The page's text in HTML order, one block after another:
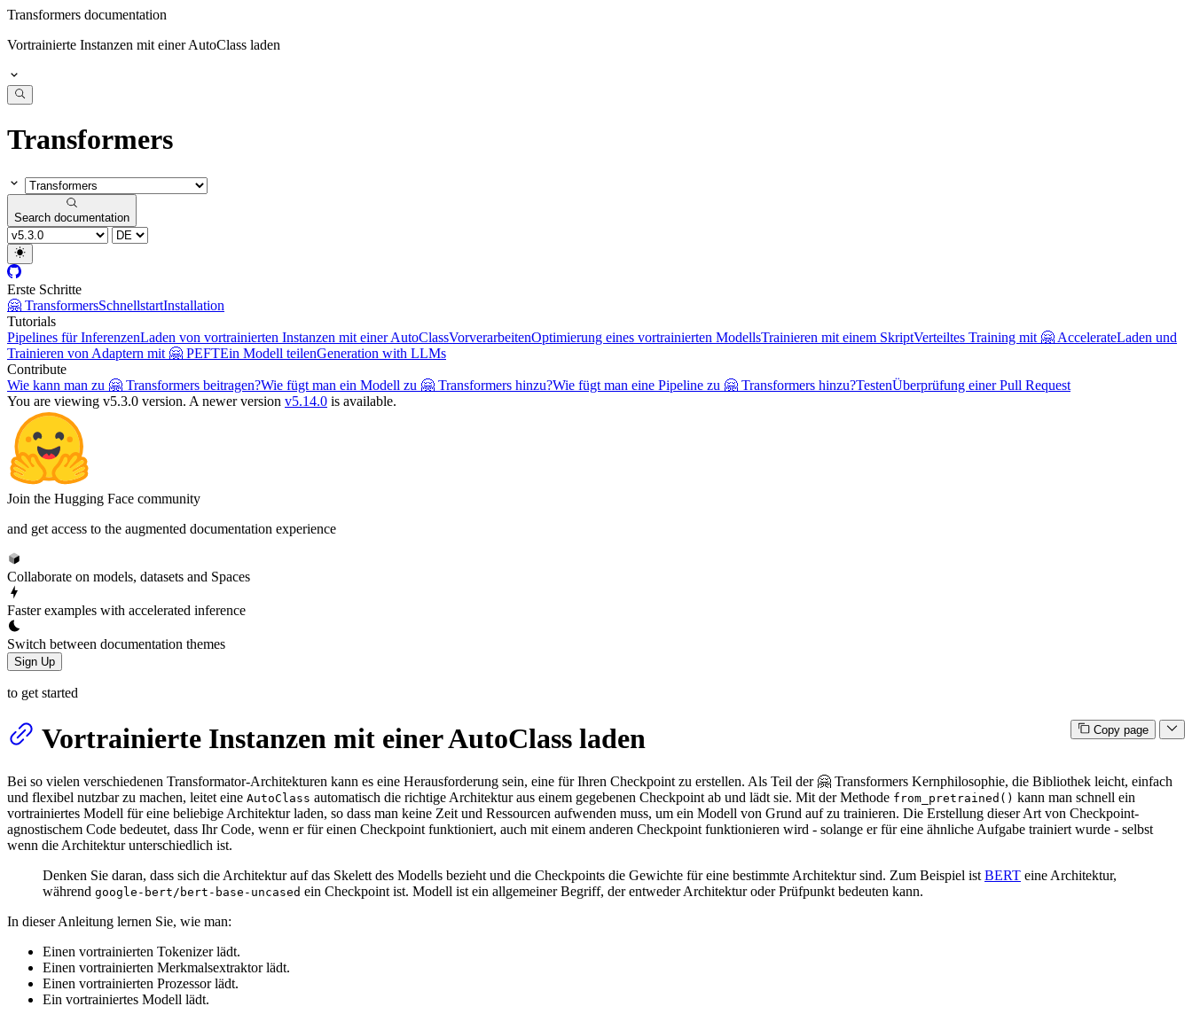
Transformers documentation
Vortrainierte Instanzen mit einer AutoClass laden
Transformers
Search documentation
Erste Schritte
🤗 TransformersSchnellstartInstallation
Tutorials
Pipelines für InferenzenLaden von vortrainierten Instanzen mit einer AutoClassVorverarbeitenOptimierung eines vortrainierten ModellsTrainieren mit einem SkriptVerteiltes Training mit 🤗 AccelerateLaden und
Trainieren von Adaptern mit 🤗 PEFTEin Modell teilenGeneration with LLMs
Contribute
Wie kann man zu 🤗 Transformers beitragen?Wie fügt man ein Modell zu 🤗 Transformers hinzu?Wie fügt man eine Pipeline zu 🤗 Transformers hinzu?TestenÜberprüfung einer Pull Request
You are viewing v5.3.0 version. A newer version v5.14.0 is available.
Join the Hugging Face community
and get access to the augmented documentation experience
Collaborate on models, datasets and Spaces
Faster examples with accelerated inference
Switch between documentation themes
Sign Up
to get started
Copy page
Vortrainierte Instanzen mit einer AutoClass laden
Bei so vielen verschiedenen Transformator-Architekturen kann es eine Herausforderung sein, eine für Ihren Checkpoint zu erstellen. Als Teil der 🤗 Transformers Kernphilosophie, die Bibliothek leicht, einfach
und flexibel nutzbar zu machen, leitet eine AutoClass automatisch die richtige Architektur aus einem gegebenen Checkpoint ab und lädt sie. Mit der Methode from_pretrained() kann man schnell ein
vortrainiertes Modell für eine beliebige Architektur laden, so dass man keine Zeit und Ressourcen aufwenden muss, um ein Modell von Grund auf zu trainieren. Die Erstellung dieser Art von Checkpoint-
agnostischem Code bedeutet, dass Ihr Code, wenn er für einen Checkpoint funktioniert, auch mit einem anderen Checkpoint funktionieren wird - solange er für eine ähnliche Aufgabe trainiert wurde - selbst
wenn die Architektur unterschiedlich ist.
Denken Sie daran, dass sich die Architektur auf das Skelett des Modells bezieht und die Checkpoints die Gewichte für eine bestimmte Architektur sind. Zum Beispiel ist BERT eine Architektur,
während google-bert/bert-base-uncased ein Checkpoint ist. Modell ist ein allgemeiner Begriff, der entweder Architektur oder Prüfpunkt bedeuten kann.
In dieser Anleitung lernen Sie, wie man:
Einen vortrainierten Tokenizer lädt.
Einen vortrainierten Merkmalsextraktor lädt.
Einen vortrainierten Prozessor lädt.
Ein vortrainiertes Modell lädt.